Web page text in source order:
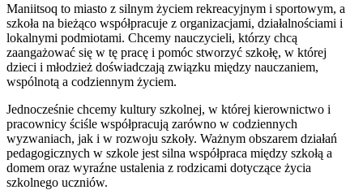
Maniitsoq to miasto z silnym życiem rekreacyjnym i sportowym, a
szkoła na bieżąco współpracuje z organizacjami, działalnościami i
lokalnymi podmiotami. Chcemy nauczycieli, którzy chcą
zaangażować się w tę pracę i pomóc stworzyć szkołę, w której
dzieci i młodzież doświadczają związku między nauczaniem,
wspólnotą a codziennym życiem.
Jednocześnie chcemy kultury szkolnej, w której kierownictwo i
pracownicy ściśle współpracują zarówno w codziennych
wyzwaniach, jak i w rozwoju szkoły. Ważnym obszarem działań
pedagogicznych w szkole jest silna współpraca między szkołą a
domem oraz wyraźne ustalenia z rodzicami dotyczące życia
szkolnego uczniów.